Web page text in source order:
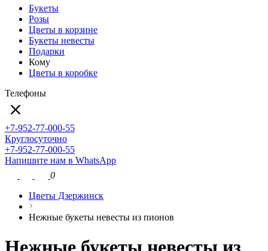
Букеты
Розы
Цветы в корзине
Букеты невесты
Подарки
Кому
Цветы в коробке
Телефоны
+7-952-77-000-55
Круглосуточно
+7-952-77-000-55
Напишите нам в WhatsApp
0
Цветы Дзержинск
Нежные букеты невесты из пионов
Нежные букеты невесты из